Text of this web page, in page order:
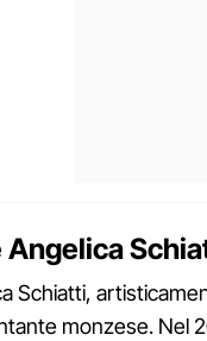
Angelica
Schiatti,
monzese. Nel